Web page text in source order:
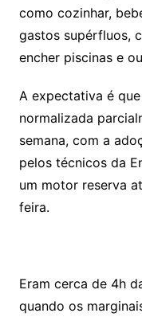
como cozinhar,
gastos supérfluos,
encher piscinas e
A expectativa é
normalizada
semana, com a
pelos técnicos da
um motor reserva
feira.
Eram cerca de 4h
quando os